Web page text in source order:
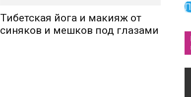
Тибетская йога и макияж от
синяков и мешков под глазами